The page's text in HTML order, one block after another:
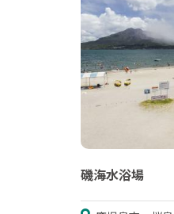
磯海水浴場